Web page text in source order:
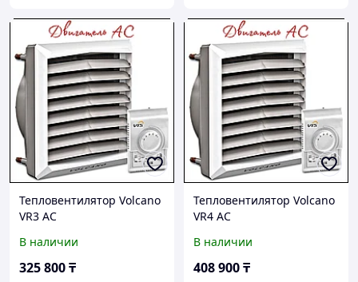
Тепловентилятор Volcano
VR3 AC
В наличии
325 800₸
Тепловентилятор Volcano
VR4 AC
В наличии
408 900₸